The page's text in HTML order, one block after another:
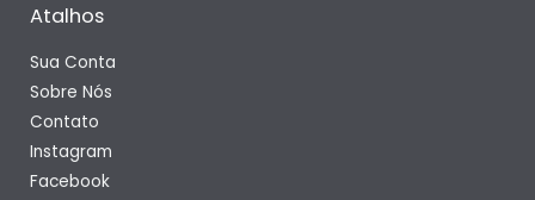
Atalhos
Sua Conta
Sobre Nós
Contato
Instagram
Facebook